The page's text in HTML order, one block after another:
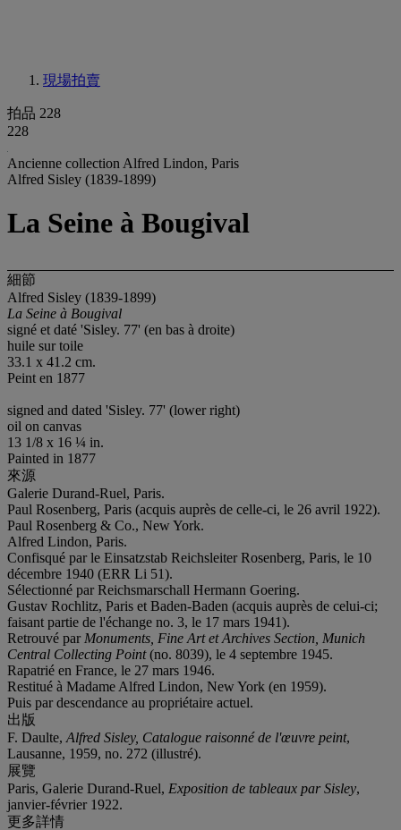
現場拍賣
拍品 228
228
Ancienne collection Alfred Lindon, Paris
Alfred Sisley (1839-1899)
La Seine à Bougival
細節
Alfred Sisley (1839-1899)
La Seine à Bougival
signé et daté 'Sisley. 77' (en bas à droite)
huile sur toile
33.1 x 41.2 cm.
Peint en 1877
signed and dated 'Sisley. 77' (lower right)
oil on canvas
13 1/8 x 16 ¼ in.
Painted in 1877
來源
Galerie Durand-Ruel, Paris.
Paul Rosenberg, Paris (acquis auprès de celle-ci, le 26 avril 1922).
Paul Rosenberg & Co., New York.
Alfred Lindon, Paris.
Confisqué par le Einsatzstab Reichsleiter Rosenberg, Paris, le 10
décembre 1940 (ERR Li 51).
Sélectionné par Reichsmarschall Hermann Goering.
Gustav Rochlitz, Paris et Baden-Baden (acquis auprès de celui-ci;
faisant partie de l'échange no. 3, le 17 mars 1941).
Retrouvé par Monuments, Fine Artet Archives Section, Munich
Central Collecting Point(no. 8039), le 4 septembre 1945.
Rapatrié en France, le 27 mars 1946.
Restitué à Madame Alfred Lindon, New York (en 1959).
Puis par descendance au propriétaire actuel.
出版
F. Daulte, Alfred Sisley, Catalogue raisonné de l'œuvre peint,
Lausanne, 1959, no. 272 (illustré).
展覽
Paris, Galerie Durand-Ruel, Exposition de tableaux par Sisley,
janvier-février 1922.
更多詳情